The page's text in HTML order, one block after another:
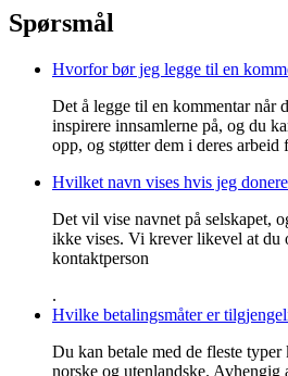
Spørsmål
Hvorfor bør jeg legge til en
Det å legge til en kommentar når
inspirere innsamlerne på, og du
opp, og støtter dem i deres arbeid
Hvilket navn vises hvis jeg
Det vil vise navnet på selskapet,
ikke vises. Vi krever likevel at du
kontaktperson
.
Hvilke betalingsmåter er
Du kan betale med de fleste
norske og utenlandske. Avhengig